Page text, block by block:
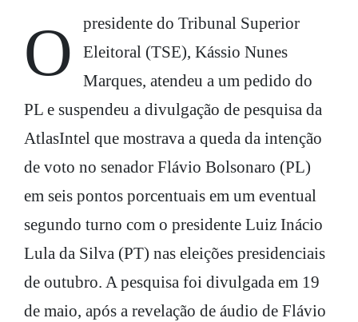
O presidente do Tribunal Superior
Eleitoral (TSE), Kássio Nunes
Marques, atendeu a um pedido do
PL e suspendeu a divulgação de pesquisa da
AtlasIntel que mostrava a queda da intenção
de voto no senador Flávio Bolsonaro (PL)
em seis pontos porcentuais em um eventual
segundo turno com o presidente Luiz Inácio
Lula da Silva (PT) nas eleições presidenciais
de outubro. A pesquisa foi divulgada em 19
de maio, após a revelação de áudio de Flávio